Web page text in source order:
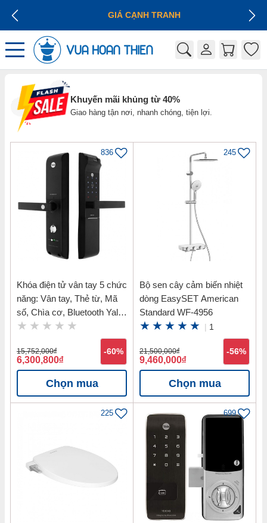
GIÁ CẠNH TRANH
Khuyến mãi khủng từ 40%
Giao hàng tận nơi, nhanh chóng, tiện lợi.
836
Khóa điện tử vân tay 5 chức
năng: Vân tay, Thẻ từ, Mã
số, Chìa cơ, Bluetooth Yale
YDM7116 MB
15,752,000đ
6,300,800đ
-60%
Chọn mua
245
Bộ sen cây cảm biến nhiệt
dòng EasySET American
Standard WF-4956
| 1
21,500,000đ
9,460,000đ
-56%
Chọn mua
225 699